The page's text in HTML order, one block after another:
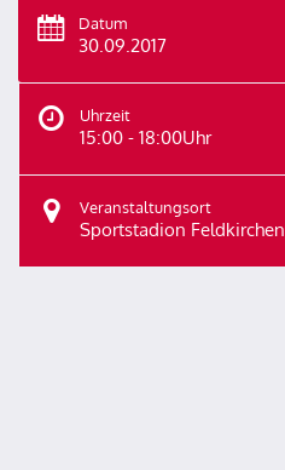
Datum
30.09.2017
Uhrzeit
15:00 - 18:00Uhr
Veranstaltungsort
Sportstadion Feldkirchen